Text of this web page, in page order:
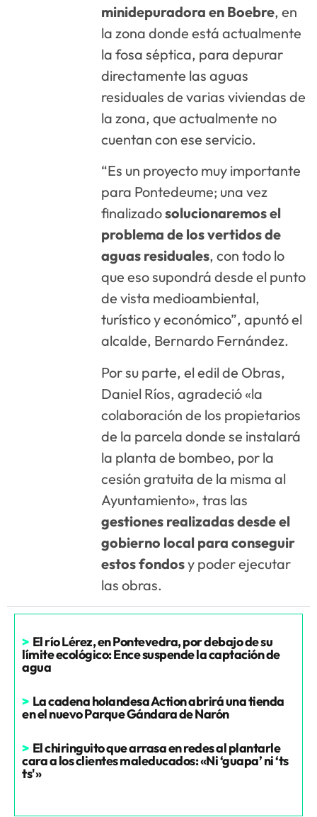
minidepuradora en Boebre, en
la zona donde está actualmente
la fosa séptica, para depurar
directamente las aguas
residuales de varias viviendas de
la zona, que actualmente no
cuentan con ese servicio.
“Es un proyecto muy importante
para Pontedeume; una vez
finalizadosolucionaremos el
problema de los vertidos de
aguas residuales, con todo lo
que eso supondrá desde el punto
de vista medioambiental,
turístico y económico”, apuntó el
alcalde, Bernardo Fernández.
Por su parte, el edil de Obras,
Daniel Ríos, agradeció «la
colaboración de los propietarios
de la parcela donde se instalará
la planta de bombeo, por la
cesión gratuita de la misma al
Ayuntamiento», tras las
gestiones realizadas desde el
gobierno local para conseguir
estos fondosy poder ejecutar
las obras.
> El río Lérez, en Pontevedra, por debajo de su
límite ecológico: Ence suspende la captación de
agua
> La cadena holandesa Action abrirá una tienda
en el nuevo Parque Gándara de Narón
> El chiringuito que arrasa en redes al plantarle
cara a los clientes maleducados: «Ni ‘guapa’ ni ‘ts
ts'»